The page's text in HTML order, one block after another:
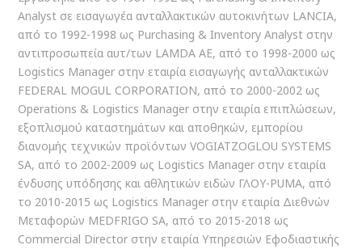
Analyst σε εισαγωγέα ανταλλακτικών αυτοκινήτων LANCIA,
από το 1992-1998 ως Purchasing & Inventory Analyst στην
αντιπροσωπεία αυτ/των LAMDA AE, από το 1998-2000 ως
Logistics Manager στην εταιρία εισαγωγής ανταλλακτικών
FEDERAL MOGUL CORPORATION, από το 2000-2002 ως
Operations & Logistics Manager στην εταιρία επιπλώσεων,
εξοπλισμού καταστημάτων και αποθηκών, εμπορίου
διανομής τεχνικών προϊόντων VOGIATZOGLOU SYSTEMS
SA, από το 2002-2009 ως Logistics Manager στην εταιρία
ένδυσης υπόδησης και αθλητικών ειδών ΓΛΟΥ-PUMA, από
το 2010-2015 ως Logistics Manager στην εταιρία Διεθνών
Μεταφορών MEDFRIGO SA, από το 2015-2018 ως
Commercial Director στην εταιρία Υπηρεσιών Εφοδιαστικής